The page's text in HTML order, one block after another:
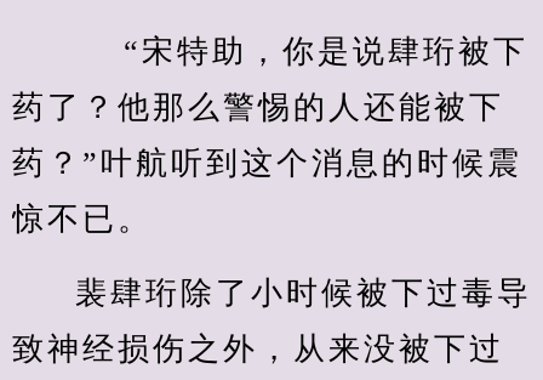
药了？他那么警惕的人还能被下
药？”叶航听到这个消息的时候震
惊不已。
裴肆珩除了小时候被下过毒导
致神经损伤之外，从来没被下过